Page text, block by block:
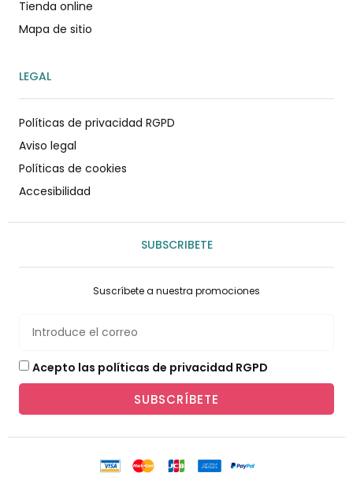
Tienda online
Mapa de sitio
LEGAL
Políticas de privacidad RGPD
Aviso legal
Políticas de cookies
Accesibilidad
SUBSCRIBETE
Suscríbete a nuestra promociones
Acepto las políticas de privacidad RGPD
SUBSCRÍBETE